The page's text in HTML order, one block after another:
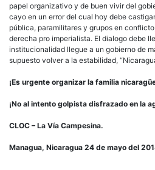
papel organizativo y de buen vivir del
cayo en un error del cual hoy debe
pública, paramilitares y grupos en
derecha pro imperialista. El dialogo debe
institucionalidad llegue a un gobierno de
supuesto volver a la estabilidad,
¡Es urgente organizar la familia
¡No al intento golpista disfrazado en la
CLOC – La Vía Campesina.
Managua, Nicaragua 24 de mayo del